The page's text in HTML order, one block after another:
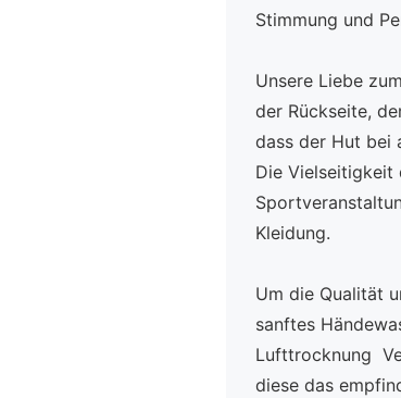
Stimmung und
Unsere Liebe
der Rückseite,
dass der Hut bei
Die Vielseitigkeit
Kleidung.
Um die Qualität
sanftes
Lufttrocknung
diese das